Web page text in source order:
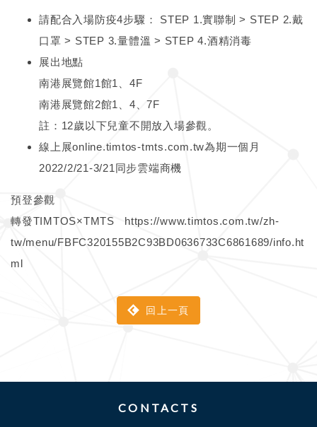
請配合入場防疫4步驟： STEP 1.實聯制 > STEP 2.戴
口罩 > STEP 3.量體溫 > STEP 4.酒精消毒
展出地點
南港展覽館1館1、4F
南港展覽館2館1、4、7F
註：12歲以下兒童不開放入場參觀。
線上展online.timtos-tmts.com.tw為期一個月
2022/2/21-3/21同步雲端商機
預登參觀
轉發TIMTOS×TMTS https://www.timtos.com.tw/zh-
tw/menu/FBFC320155B2C93BD0636733C6861689/info.ht
ml
回上一頁
CONTACTS